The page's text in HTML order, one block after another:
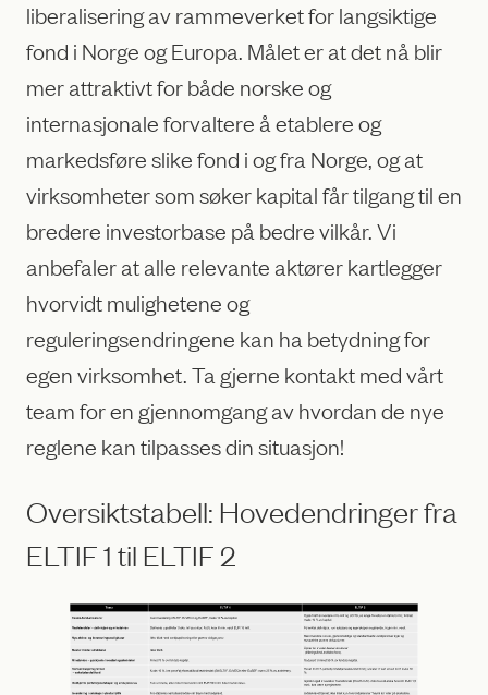
liberalisering av rammeverket for langsiktige
fond i Norge og Europa. Målet er at det nå blir
mer attraktivt for både norske og
internasjonale forvaltere å etablere og
markedsføre slike fond i og fra Norge, og at
virksomheter som søker kapital får tilgang til en
bredere investorbase på bedre vilkår. Vi
anbefaler at alle relevante aktører kartlegger
hvorvidt mulighetene og
reguleringsendringene kan ha betydning for
egen virksomhet. Ta gjerne kontakt med vårt
team for en gjennomgang av hvordan de nye
reglene kan tilpasses din situasjon!
Oversiktstabell: Hovedendringer fra
ELTIF 1 til ELTIF 2